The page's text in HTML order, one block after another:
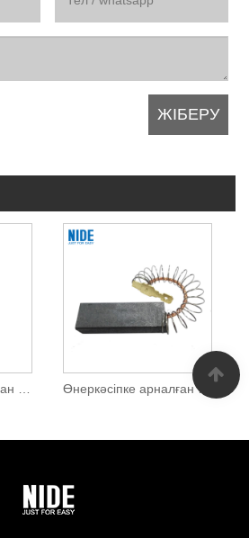
Өнеркәсіпке арналған су сорғысының моторлы көміртекті щеткасы